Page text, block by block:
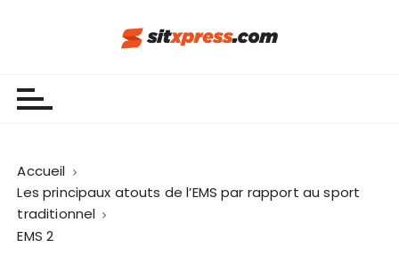
Accueil
Les principaux atouts de l’EMS par rapport au sport
traditionnel
EMS 2